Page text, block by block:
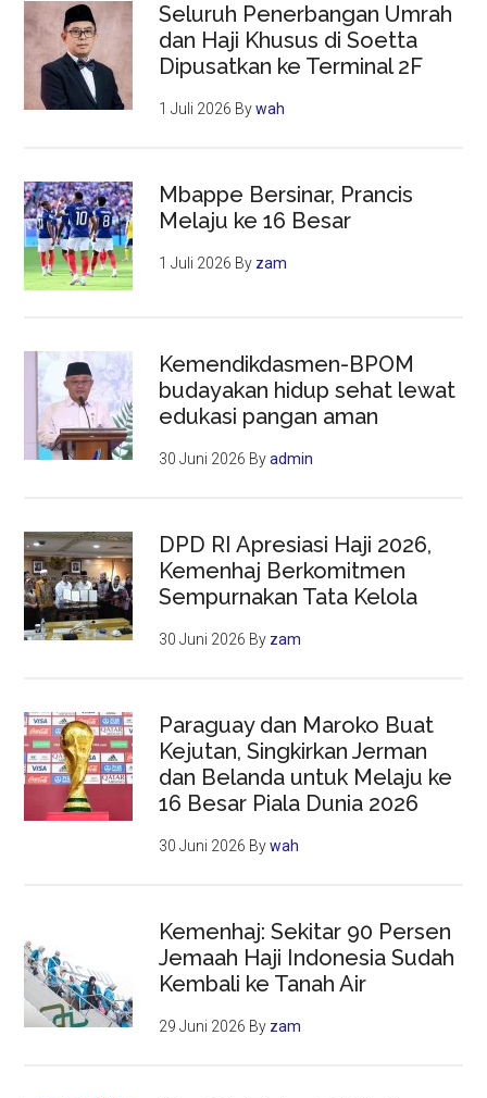
Seluruh Penerbangan Umrah
dan Haji Khusus di Soetta
Dipusatkan ke Terminal 2F
1 Juli 2026 Bywah
Mbappe Bersinar, Prancis
Melaju ke 16 Besar
1 Juli 2026 By zam
Kemendikdasmen-BPOM
budayakan hidup sehat lewat
edukasi pangan aman
30 Juni 2026 Byadmin
DPD RI Apresiasi Haji 2026,
Kemenhaj Berkomitmen
Sempurnakan Tata Kelola
30 Juni 2026 By zam
Paraguay dan Maroko Buat
Kejutan, Singkirkan Jerman
dan Belanda untuk Melaju ke
16 Besar Piala Dunia 2026
30 Juni 2026 Bywah
Kemenhaj: Sekitar 90 Persen
Jemaah Haji Indonesia Sudah
Kembali ke Tanah Air
29 Juni 2026 By zam